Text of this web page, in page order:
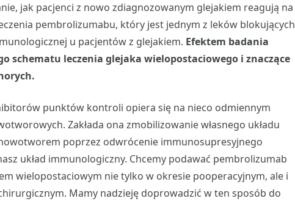
jak pacjenci z nowo zdiagnozowanym glejakiem reagują na
pembrolizumabu, który jest jednym z leków blokujących
u pacjentów z glejakiem. Efektem badania
schematu leczenia glejaka wielopostaciowego i znaczące
punktów kontroli opiera się na nieco odmiennym
Zakłada ona zmobilizowanie własnego układu
poprzez odwrócenie immunosupresyjnego
układ immunologiczny. Chcemy podawać pembrolizumab
wielopostaciowym nie tylko w okresie pooperacyjnym, ale i
Mamy nadzieję doprowadzić w ten sposób do